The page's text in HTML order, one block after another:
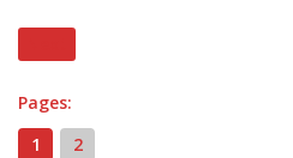
Pages:
1
2